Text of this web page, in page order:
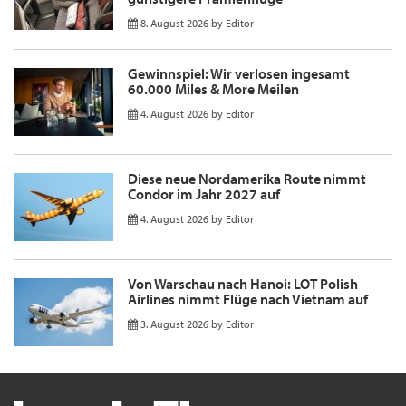
8. August 2026 by Editor
Gewinnspiel: Wir verlosen ingesamt
60.000 Miles & More Meilen
4. August 2026 by Editor
Diese neue Nordamerika Route nimmt
Condor im Jahr 2027 auf
4. August 2026 by Editor
Von Warschau nach Hanoi: LOT Polish
Airlines nimmt Flüge nach Vietnam auf
3. August 2026 by Editor